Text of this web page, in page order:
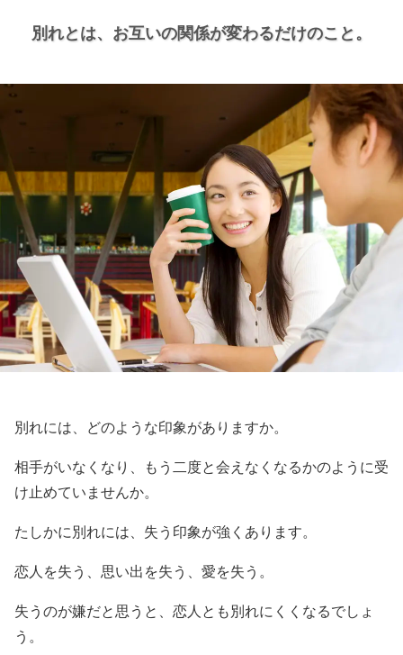
別れとは、 お互いの関係が変わるだけのこと。
別れには、どのような印象がありますか。
相手がいなくなり、もう二度と会えなくなるかのように受
け止めていませんか。
たしかに別れには、失う印象が強くあります。
恋人を失う、思い出を失う、愛を失う。
失うのが嫌だと思うと、恋人とも別れにくくなるでしょ
う。